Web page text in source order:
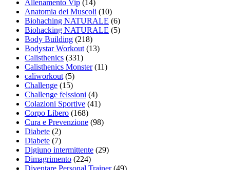
Allenamento Vip (14)
Anatomia dei Muscoli (10)
Biohaching NATURALE (6)
Biohacking NATURALE (5)
Body Building (218)
Bodystar Workout (13)
Calisthenics (331)
Calisthenics Monster(11)
caliworkout (5)
Challenge (15)
Challenge felssioni (4)
Colazioni Sportive (41)
Corpo Libero (168)
Cura e Prevenzione (98)
Diabete (2)
Diabete (7)
Digiuno intermittente (29)
Dimagrimento (224)
Diventare Personal Trainer(49)